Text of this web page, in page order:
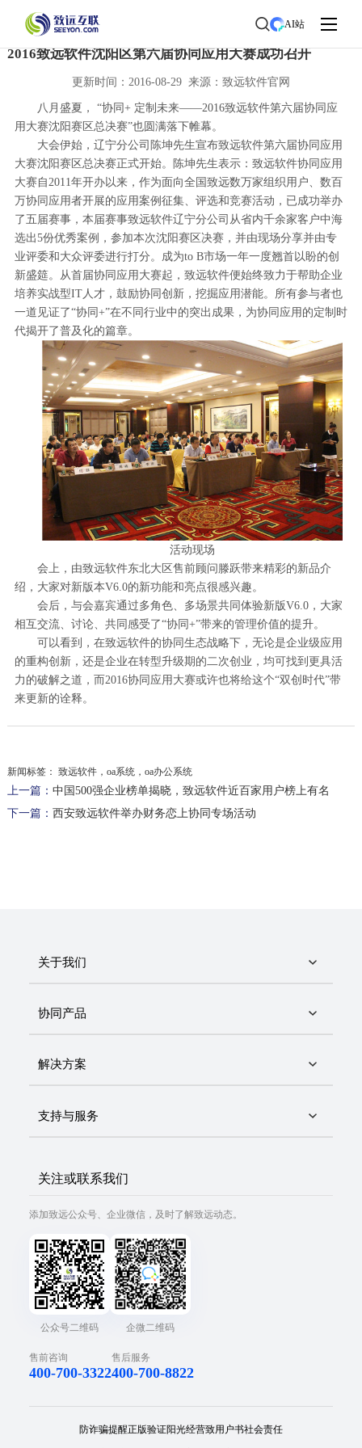
AI站
首页>了解致远>新闻中心
2016致远软件沈阳区第六届协同应用大赛成功召开
更新时间：2016-08-29 来源：致远软件官网
八月盛夏， “协同+ 定制未来——2016致远软件第六届协同应
用大赛沈阳赛区总决赛”也圆满落下帷幕。
大会伊始，辽宁分公司陈坤先生宣布致远软件第六届协同应用
大赛沈阳赛区总决赛正式开始。陈坤先生表示：致远软件协同应用
大赛自2011年开办以来，作为面向全国致远数万家组织用户、数百
万协同应用者开展的应用案例征集、评选和竞赛活动，已成功举办
了五届赛事，本届赛事致远软件辽宁分公司从省内千余家客户中海
选出5份优秀案例，参加本次沈阳赛区决赛，并由现场分享并由专
业评委和大众评委进行打分。成为to B市场一年一度翘首以盼的创
新盛筵。从首届协同应用大赛起，致远软件便始终致力于帮助企业
培养实战型IT人才，鼓励协同创新，挖掘应用潜能。所有参与者也
一道见证了“协同+”在不同行业中的突出成果，为协同应用的定制时
代揭开了普及化的篇章。
活动现场
会上，由致远软件东北大区售前顾问滕跃带来精彩的新品介
绍，大家对新版本V6.0的新功能和亮点很感兴趣。
会后，与会嘉宾通过多角色、多场景共同体验新版V6.0，大家
相互交流、讨论、共同感受了“协同+”带来的管理价值的提升。
可以看到，在致远软件的协同生态战略下，无论是企业级应用
的重构创新，还是企业在转型升级期的二次创业，均可找到更具活
力的破解之道，而2016协同应用大赛或许也将给这个“双创时代”带
来更新的诠释。
新闻标签： 致远软件，oa系统，oa办公系统
上一篇： 中国500强企业榜单揭晓，致远软件近百家用户榜上有名
下一篇： 西安致远软件举办财务恋上协同专场活动
关于我们
协同产品
解决方案
支持与服务
关注或联系我们
添加致远公众号、企业微信，及时了解致远动态。
公众号二维码 企微二维码
售前咨询
400-700-3322
售后服务
400-700-8822
防诈骗提醒正版验证阳光经营致用户书社会责任